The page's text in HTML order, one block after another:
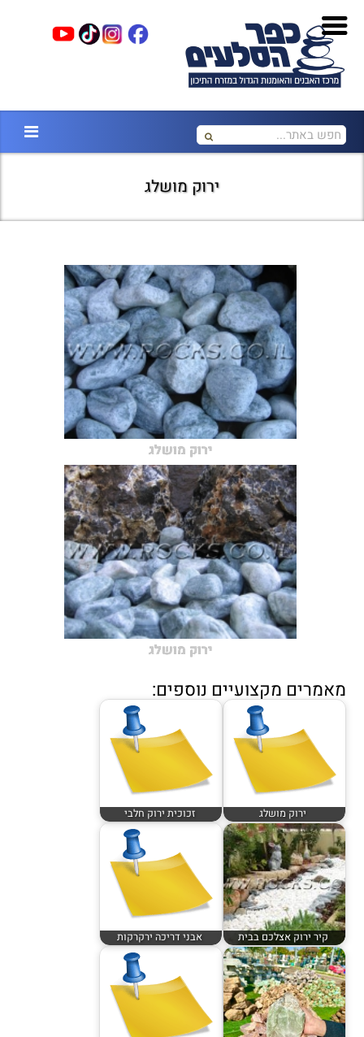
ירוק מושלג
ירוק מושלג
ירוק מושלג
מאמרים מקצועיים נוספים:
ירוק מושלג זכוכית ירוק חלבי
קיר ירוק אצלכם בבית אבני דריכה ירקרקות